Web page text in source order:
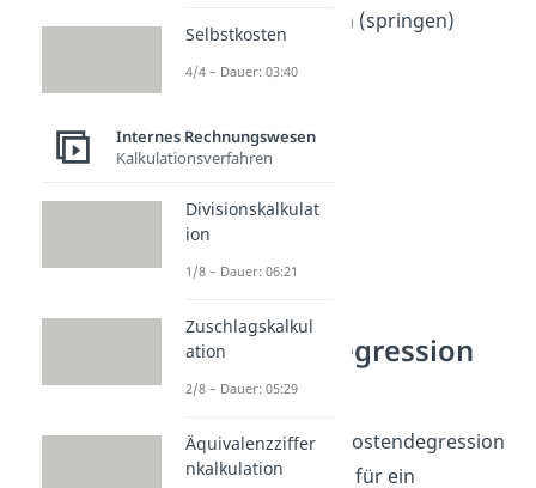
fallen oder steigen (springen)
Fixkostendegression
Bedeutung
Der Effekt der Fixkostendegression
ist sehr vorteilhaft für ein
Selbstkosten
4/4 – Dauer: 03:40
Internes Rechnungswesen
Kalkulationsverfahren
Divisionskalkulat
ion
1/8 – Dauer: 06:21
Zuschlagskalkul
ation
2/8 – Dauer: 05:29
Äquivalenzziffer
nkalkulation